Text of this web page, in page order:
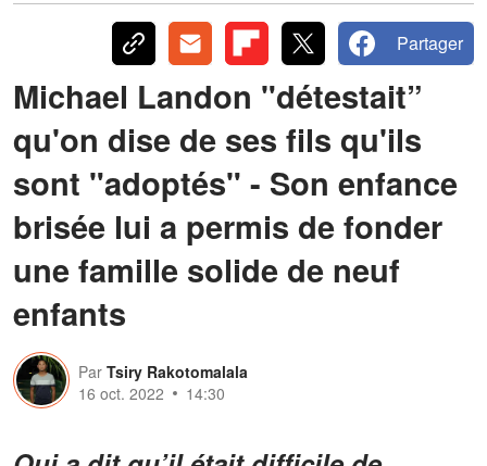
Partager
Michael Landon "détestait”
qu'on dise de ses fils qu'ils
sont "adoptés" - Son enfance
brisée lui a permis de fonder
une famille solide de neuf
enfants
Par Tsiry Rakotomalala
16 oct. 2022
14:30